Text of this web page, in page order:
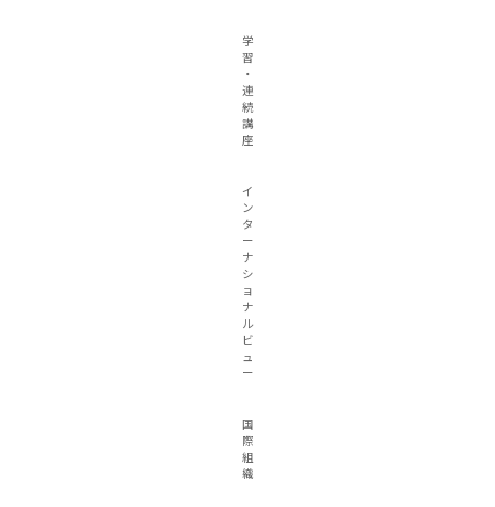
学
習
・
連
続
講
座
イ
ン
タ
ー
ナ
シ
ョ
ナ
ル
ビ
ュ
ー
国
際
組
織